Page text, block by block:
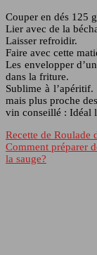
Couper en dés 125
Lier avec de la
Laisser refroidir.
Faire avec cette
Les envelopper
dans la friture.
Sublime à
mais plus proche
vin conseillé : Idéal
Recette de Roulade
Comment préparer
la sauge?